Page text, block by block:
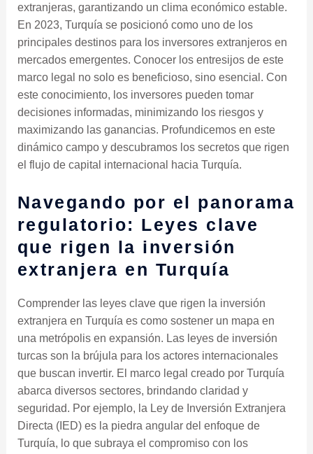
extranjeras, garantizando un clima económico estable.
En 2023, Turquía se posicionó como uno de los
principales destinos para los inversores extranjeros en
mercados emergentes. Conocer los entresijos de este
marco legal no solo es beneficioso, sino esencial. Con
este conocimiento, los inversores pueden tomar
decisiones informadas, minimizando los riesgos y
maximizando las ganancias. Profundicemos en este
dinámico campo y descubramos los secretos que rigen
el flujo de capital internacional hacia Turquía.
Navegando por el panorama
regulatorio: Leyes clave
que rigen la inversión
extranjera en Turquía
Comprender las leyes clave que rigen la inversión
extranjera en Turquía es como sostener un mapa en
una metrópolis en expansión. Las leyes de inversión
turcas son la brújula para los actores internacionales
que buscan invertir. El marco legal creado por Turquía
abarca diversos sectores, brindando claridad y
seguridad. Por ejemplo, la Ley de Inversión Extranjera
Directa (IED) es la piedra angular del enfoque de
Turquía, lo que subraya el compromiso con los